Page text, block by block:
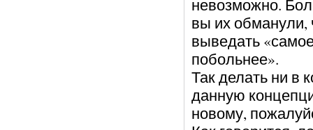
невозможно.
вы их обманули,
выведать
побольнее».
Так делать ни в
данную
новому,